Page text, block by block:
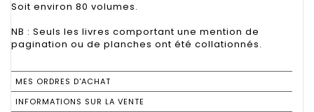
Soit environ 80 volumes.
NB : Seuls les livres comportant une mention de
pagination ou de planches ont été collationnés.
MES ORDRES D'ACHAT
INFORMATIONS SUR LA VENTE